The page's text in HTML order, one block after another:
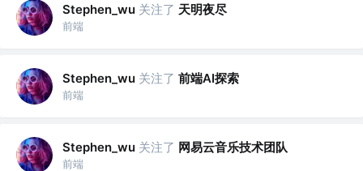
Stephen_wu 关注了 天明夜尽
前端
Stephen_wu 关注了 前端AI探索
前端
Stephen_wu 关注了 网易云音乐技术团队
前端